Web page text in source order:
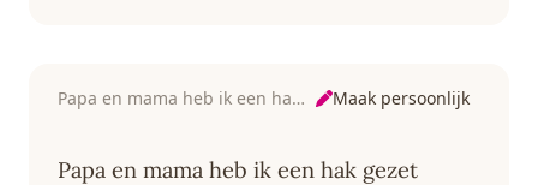
Papa en mama heb ik een hak gezet Maak persoonlijk
Papa en mama heb ik een hak gezet